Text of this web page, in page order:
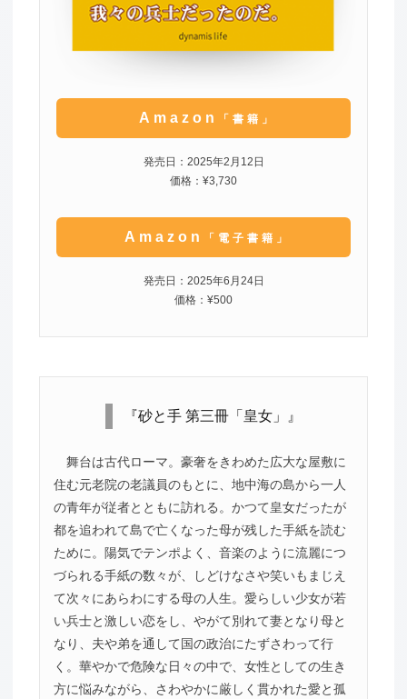
Amazon 「書籍」
発売日：2025年2月12日
価格：¥3,730
Amazon 「電子書籍」
発売日：2025年6月24日
価格：¥500
『砂と手 第三冊「皇女」』
舞台は古代ローマ。豪奢をきわめた広大な屋敷に
住む元老院の老議員のもとに、地中海の島から一人
の青年が従者とともに訪れる。かつて皇女だったが
都を追われて島で亡くなった母が残した手紙を読む
ために。陽気でテンポよく、音楽のように流麗につ
づられる手紙の数々が、しどけなさや笑いもまじえ
て次々にあらわにする母の人生。愛らしい少女が若
い兵士と激しい恋をし、やがて別れて妻となり母と
なり、夫や弟を通して国の政治にたずさわって行
く。華やかで危険な日々の中で、女性としての生き
方に悩みながら、さわやかに厳しく貫かれた愛と孤